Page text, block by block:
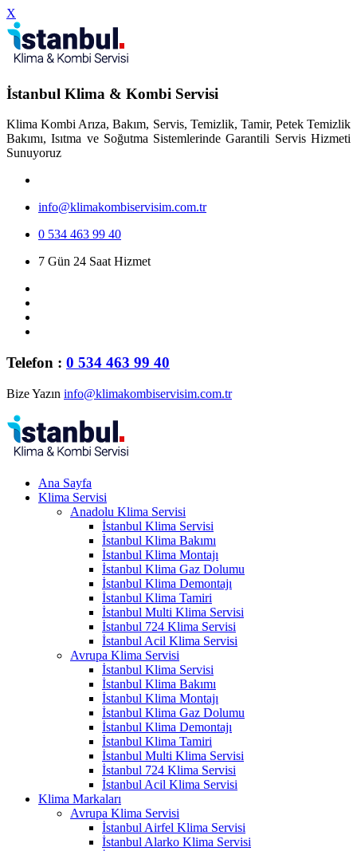
X
İstanbul Klima & Kombi Servisi
Klima Kombi Arıza, Bakım, Servis, Temizlik, Tamir, Petek Temizlik
Bakımı, Isıtma ve Soğutma Sistemlerinde Garantili Servis Hizmeti
Sunuyoruz
info@klimakombiservisim.com.tr
0 534 463 99 40
7 Gün 24 Saat Hizmet
Telefon : 0 534 463 99 40
Bize Yazın info@klimakombiservisim.com.tr
Ana Sayfa
Klima Servisi
Anadolu Klima Servisi
İstanbul Klima Servisi
İstanbul Klima Bakımı
İstanbul Klima Montajı
İstanbul Klima Gaz Dolumu
İstanbul Klima Demontajı
İstanbul Klima Tamiri
İstanbul Multi Klima Servisi
İstanbul 724 Klima Servisi
İstanbul Acil Klima Servisi
Avrupa Klima Servisi
İstanbul Klima Servisi
İstanbul Klima Bakımı
İstanbul Klima Montajı
İstanbul Klima Gaz Dolumu
İstanbul Klima Demontajı
İstanbul Klima Tamiri
İstanbul Multi Klima Servisi
İstanbul 724 Klima Servisi
İstanbul Acil Klima Servisi
Klima Markaları
Avrupa Klima Servisi
İstanbul Airfel Klima Servisi
İstanbul Alarko Klima Servisi